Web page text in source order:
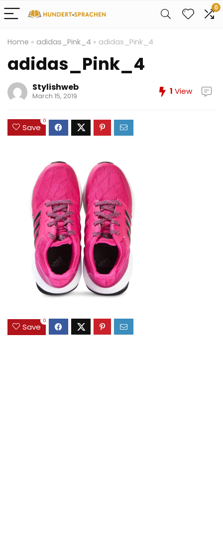
0
Home » adidas_Pink_4 » adidas_Pink_4
adidas_Pink_4
Stylishweb
March 15, 2019 1 View
Save
0
Save
0